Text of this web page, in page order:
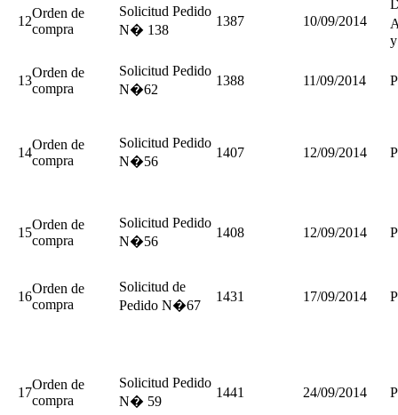
12
Orden de
compra
Solicitud Pedido
N� 138
1387 10/09/2014
13
Orden de
compra
Solicitud Pedido
N�62
1388 11/09/2014
14
Orden de
compra
Solicitud Pedido
N�56
1407 12/09/2014
15
Orden de
compra
Solicitud Pedido
N�56
1408 12/09/2014
16
Orden de
compra
Solicitud de
Pedido N�67
1431 17/09/2014
17
Orden de
compra
Solicitud Pedido
N� 59
1441 24/09/2014